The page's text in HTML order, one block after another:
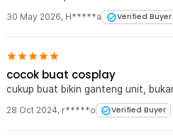
30 May 2026, H*****a Verified Buyer
cocok buat cosplay
cukup buat bikin ganteng unit,
28 Oct 2024, r*****o Verified Buyer